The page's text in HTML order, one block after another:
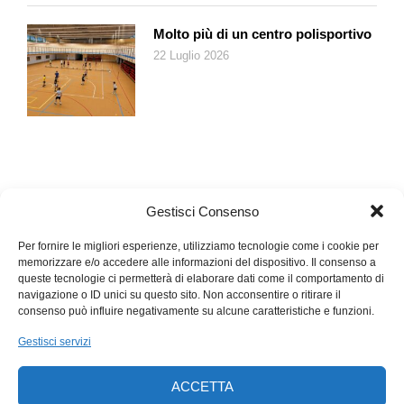
Gestisci Consenso
Per fornire le migliori esperienze, utilizziamo tecnologie come i cookie per
memorizzare e/o accedere alle informazioni del dispositivo. Il consenso a
queste tecnologie ci permetterà di elaborare dati come il comportamento di
navigazione o ID unici su questo sito. Non acconsentire o ritirare il
consenso può influire negativamente su alcune caratteristiche e funzioni.
Gestisci servizi
ACCETTA
Molto più di un centro polisportivo
22 Luglio 2026